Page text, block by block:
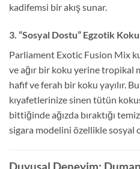
kadifemsi bir akış sunar.
3. “Sosyal Dostu” Egzotik Koku
Parliament Exotic Fusion Mix
ve ağır bir koku yerine tropikal
hafif ve ferah bir koku yayılır.
kıyafetlerinize sinen tütün
bittiğinde ağızda bıraktığı
sigara modelini özellikle sosyal
Duyusal Deneyim: